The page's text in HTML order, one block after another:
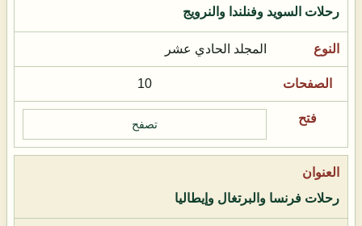
رحلات السويد وفنلندا والنرويج
المجلد الحادي عشر
10
تصفح
رحلات فرنسا والبرتغال وإيطاليا